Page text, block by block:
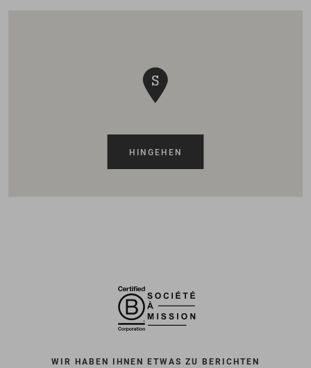
HINGEHEN
WIR HABEN IHNEN ETWAS ZU BERICHTEN